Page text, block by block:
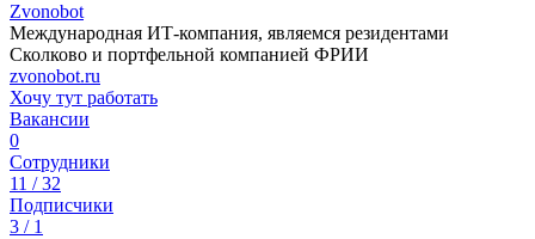
Zvonobot
Международная ИТ-компания, являемся резидентами
Сколково и портфельной компанией ФРИИ
zvonobot.ru
Хочу тут работать
Вакансии
0
Сотрудники
11 / 32
Подписчики
3 / 1